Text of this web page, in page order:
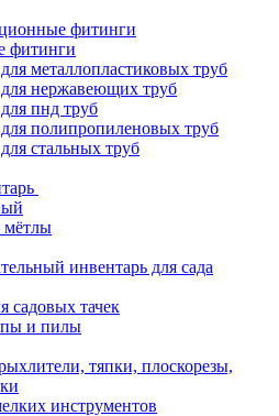
фитинги
фитинги
металлопластиковых труб
нержавеющих труб
пнд труб
полипропиленовых труб
стальных труб
мётлы
инвентарь для сада
садовых тачек
и пилы
тяпки, плоскорезы,
инструментов